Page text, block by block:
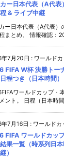
ー日本代表（A代表
& ライブ中継
ー日本代表（A代表）
まとめ。 情報確認：
7月20日 : ワールド
FIFA W杯 決勝トー
程つき（日本時間）
ワールドカップ・
ント。 日程（日本時
7月16日 : ワールドカ
FIFA ワールドカッ
果一覧（時系列日
）